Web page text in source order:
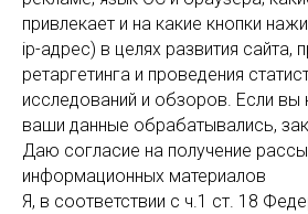
привлекает и на какие кнопки
ip-адрес) в целях развития сайта,
ретаргетинга и проведения
исследований и обзоров. Если вы
ваши данные обрабатывались,
Даю согласие на получение
информационных материалов
Я, в соответствии с ч.1 ст. 18